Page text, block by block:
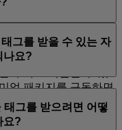
할 수 있습니다.
. 그러나 비즈니스 클
나 Flex 또는 Flex Plus
엄 패키지를 구독하면
일리지가 20% 더 많이
Skywards+ 페이지를 방
그를 받을 수 있는 자
나요?
Skywards Skysurfers
습니다.
그를 받으려면 어떻
요?